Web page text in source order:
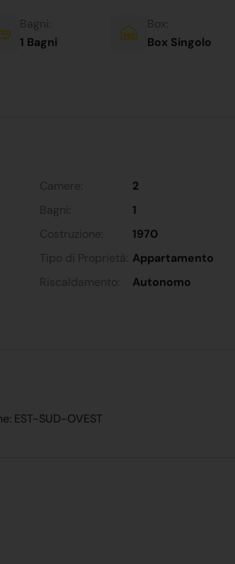
Bagni:
1 Bagni
Box:
Box Singolo
Camere:
2
Bagni:
1
Costruzione:
1970
Tipo di Proprietà: Appartamento
Riscaldamento:
Autonomo
EST-SUD-OVEST